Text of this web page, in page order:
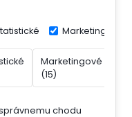
Marketingové
Marketingové
(15)
chodu